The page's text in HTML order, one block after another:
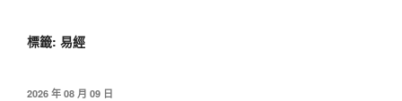
標籤: 易經
發
2026 年 08 月 09 日